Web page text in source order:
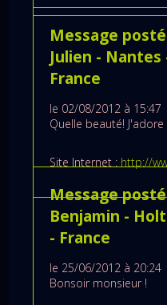
Message
Julien - Nantes
France
le 02/08/2012 à 15:47
Quelle beauté!
Site Internet : http://
Message
Benjamin -
- France
le 25/06/2012 à 20:24
Bonsoir monsieur !